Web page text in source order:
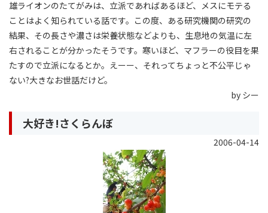
雄ライオンのたてがみは、立派であればあるほど、メスにモテる
ことはよく知られている話です。この度、ある研究機関の研究の
結果、その長さや濃さは栄養状態などよりも、生息地の気温に左
右されることが分かったそうです。寒いほど、マフラーの役目を果
たすので立派になるとか。えーー、それってちょっと不公平じゃ
ない?大きなお世話だけど。
by シー
大好き!さくらんぼ
2006-04-14